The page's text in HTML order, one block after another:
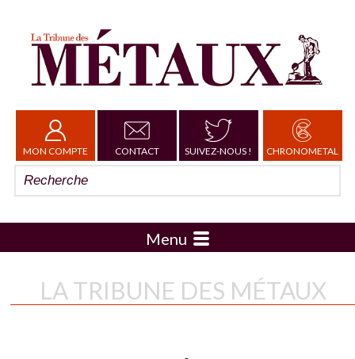
MON COMPTE CONTACT SUIVEZ-NOUS ! CHRONOMETAL
Menu
LA TRIBUNE DES MÉTAUX